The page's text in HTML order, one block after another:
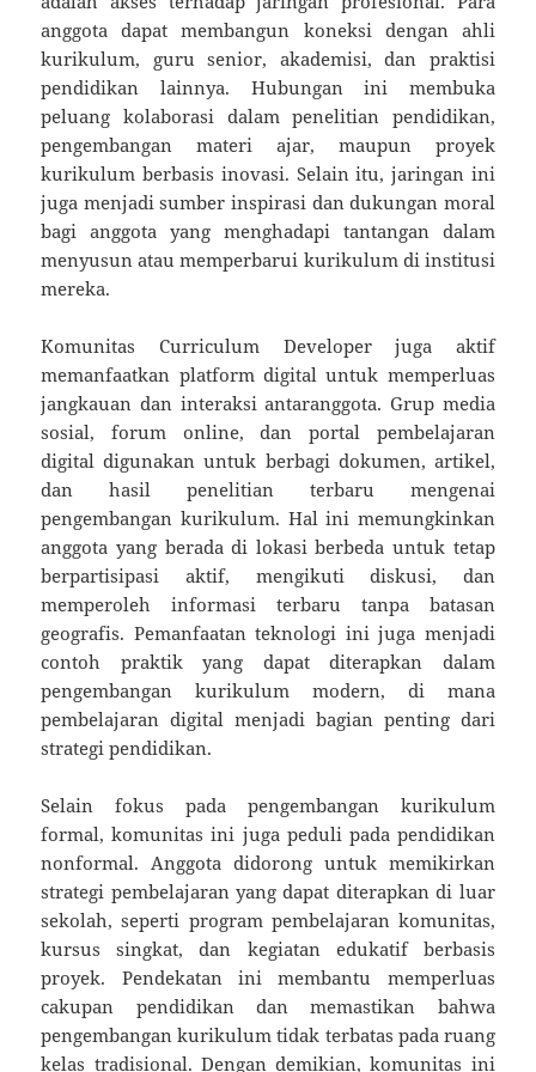
anggota dapat membangun koneksi dengan ahli
kurikulum, guru senior, akademisi, dan praktisi
pendidikan lainnya. Hubungan ini membuka
peluang kolaborasi dalam penelitian pendidikan,
pengembangan materi ajar, maupun proyek
kurikulum berbasis inovasi. Selain itu, jaringan ini
juga menjadi sumber inspirasi dan dukungan moral
bagi anggota yang menghadapi tantangan dalam
menyusun atau memperbarui kurikulum di institusi
mereka.
Komunitas Curriculum Developer juga aktif
memanfaatkan platform digital untuk memperluas
jangkauan dan interaksi antaranggota. Grup media
sosial, forum online, dan portal pembelajaran
digital digunakan untuk berbagi dokumen, artikel,
dan hasil penelitian terbaru mengenai
pengembangan kurikulum. Hal ini memungkinkan
anggota yang berada di lokasi berbeda untuk tetap
berpartisipasi aktif, mengikuti diskusi, dan
memperoleh informasi terbaru tanpa batasan
geografis. Pemanfaatan teknologi ini juga menjadi
contoh praktik yang dapat diterapkan dalam
pengembangan kurikulum modern, di mana
pembelajaran digital menjadi bagian penting dari
strategi pendidikan.
Selain fokus pada pengembangan kurikulum
formal, komunitas ini juga peduli pada pendidikan
nonformal. Anggota didorong untuk memikirkan
strategi pembelajaran yang dapat diterapkan di luar
sekolah, seperti program pembelajaran komunitas,
kursus singkat, dan kegiatan edukatif berbasis
proyek. Pendekatan ini membantu memperluas
cakupan pendidikan dan memastikan bahwa
pengembangan kurikulum tidak terbatas pada ruang
kelas tradisional. Dengan demikian, komunitas ini